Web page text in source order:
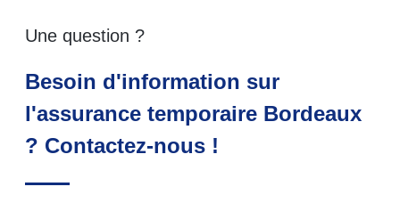
Une question ?
Besoin d'information sur
l'assurance temporaire Bordeaux
? Contactez-nous !